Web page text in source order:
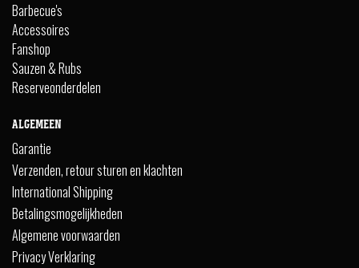
Barbecue's
Accessoires
Fanshop
Sauzen & Rubs
Reserveonderdelen
ALGEMEEN
Garantie
Verzenden, retour sturen en klachten
International Shipping
Betalingsmogelijkheden
Algemene voorwaarden
Privacy Verklaring